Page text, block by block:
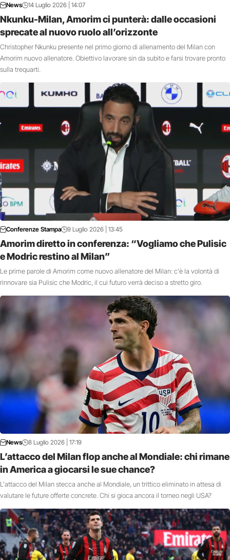
News 14 Luglio 2026 | 14:07
Nkunku-Milan, Amorim ci punterà: dalle occasioni
sprecate al nuovo ruolo all’orizzonte
Christopher Nkunku presente nel primo giorno di allenamento del Milan con
Amorim nuovo allenatore. Obiettivo lavorare sin da subito e farsi trovare pronto
sulla trequarti.
Conferenze Stampa 9 Luglio 2026 | 13:45
Amorim diretto in conferenza: “Vogliamo che Pulisic
e Modric restino al Milan”
Le prime parole di Amorim come nuovo allenatore del Milan: c'è la volontà di
rinnovare sia Pulisic che Modric, il cui futuro verrà deciso a stretto giro.
News 8 Luglio 2026 | 17:19
L’attacco del Milan flop anche al Mondiale: chi rimane
in America a giocarsi le sue chance?
L'attacco del Milan stecca anche al Mondiale, un trittico eliminato in attesa di
valutare le future offerte concrete. Chi si gioca ancora il torneo negli USA?